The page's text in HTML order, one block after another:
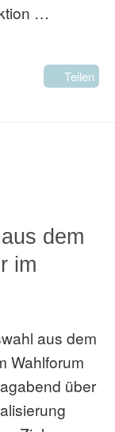
…
Teilen
dem
im
aus dem
Wahlforum
über